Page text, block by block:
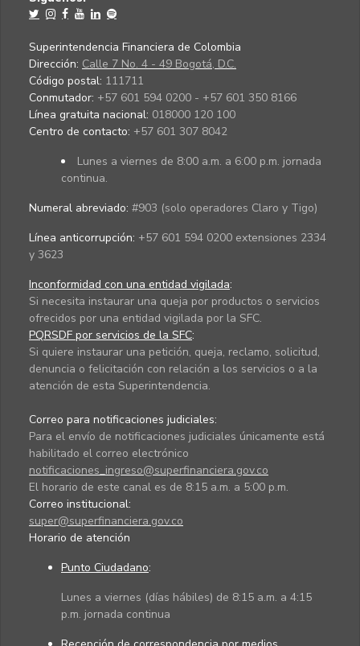
Superintendencia Financiera de Colombia
Dirección: Calle 7 No. 4 - 49 Bogotá, D.C.
Código postal: 111711
Conmutador: +57 601 594 0200 - +57 601 350 8166
Línea gratuita nacional: 018000 120 100
Centro de contacto: +57 601 307 8042
Lunes a viernes de 8:00 a.m. a 6:00 p.m. jornada
continua.
Numeral abreviado: #903 (solo operadores Claro y Tigo)
Línea anticorrupción: +57 601 594 0200 extensiones 2334
y 3623
Inconformidad con una entidad vigilada:
Si necesita instaurar una queja por productos o servicios
ofrecidos por una entidad vigilada por la SFC.
PQRSDF por servicios de la SFC:
Si quiere instaurar una petición, queja, reclamo, solicitud,
denuncia o felicitación con relación a los servicios o a la
atención de esta Superintendencia.
Correo para notificaciones judiciales:
Para el envío de notificaciones judiciales únicamente está
habilitado el correo electrónico
notificaciones_ingreso@superfinanciera.gov.co
El horario de este canal es de 8:15 a.m. a 5:00 p.m.
Correo institucional:
super@superfinanciera.gov.co
Horario de atención
Punto Ciudadano:
Lunes a viernes (días hábiles) de 8:15 a.m. a 4:15
p.m. jornada continua